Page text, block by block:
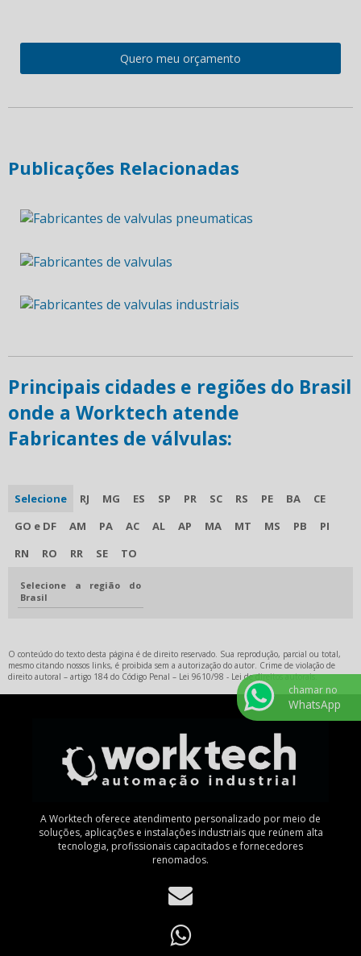
Quero meu orçamento
Publicações Relacionadas
Principais cidades e regiões do Brasil
onde a Worktech atende
Fabricantes de válvulas:
Selecione RJ MG ES SP PR SC RS PE BA
CE
GO e DF
AM PA AC AL AP MA MT MS PB
PI
RN
RO RR SE TO
Selecione a região do
Brasil
O conteúdo do texto desta página é de direito reservado. Sua reprodução, parcial ou total,
mesmo citando nossos links, é proibida sem a autorização do autor. Crime de violação de
direito autoral – artigo 184 do Código Penal – Lei 9610/98 - Lei de direitos autorais.
A Worktech oferece atendimento personalizado por meio de
soluções, aplicações e instalações industriais que reúnem alta
tecnologia, profissionais capacitados e fornecedores
renomados.
chamar no
WhatsApp